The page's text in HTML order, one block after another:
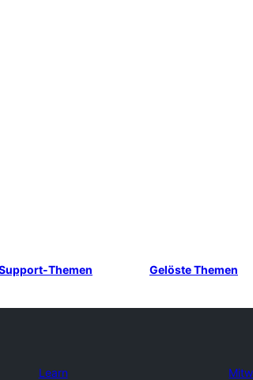
Themen Gelöste Themen
Learn